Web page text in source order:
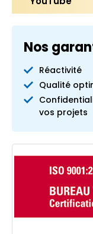
Nos
Réactivité
Qualité
vos projets